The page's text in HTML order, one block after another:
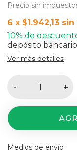
Precio sin
6 x $1.942,13 sin
10% de
depósito bancario
Ver más detalles
Entregas para el CP:
Medios de envío